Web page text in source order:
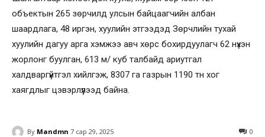
объектын 265 зөрчилд улсын байцаагчийн албан
шаардлага, 48 иргэн, хуулийн этгээдэд Зөрчлийн тухай
хуулийн дагуу арга хэмжээ авч хөрс бохирдуулагч 62 нүхэн
жорлонг буулган, 613 м/ куб талбайд ариутгал
халдваргүйтгэл хийлгэж, 8307 га газрын 1190 тн хог
хаягдлыг цэвэрлүүлээд байна.
By Mandmn 7 сар 29, 2025 0